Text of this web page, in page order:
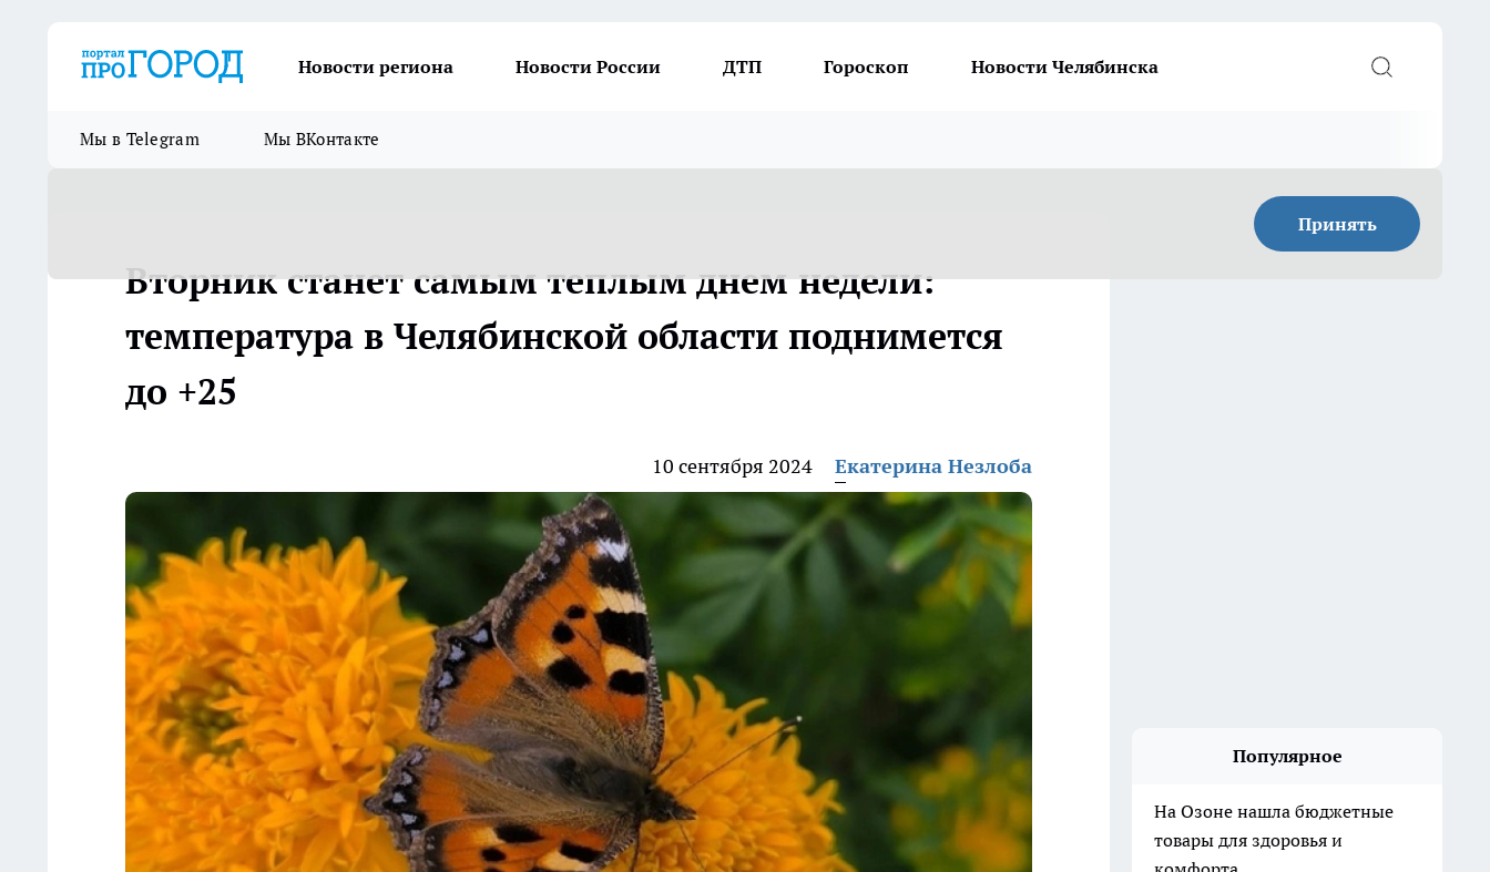
Новости региона Новости России ДТП Гороскоп Новости Челябинска
Мы в Telegram Мы ВКонтакте
Принять
Вторник станет самым теплым днем недели:
температура в Челябинской области поднимется
до +25
10 сентября 2024 Екатерина Незлоба
Популярное
На Озоне нашла бюджетные
товары для здоровья и